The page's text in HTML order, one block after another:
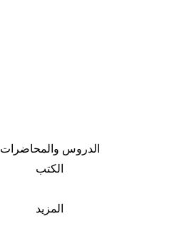
الدروس والمحاضرات
الكتب
المزيد